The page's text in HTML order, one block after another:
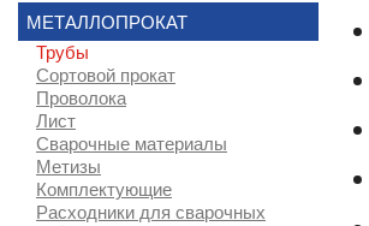
МЕТАЛЛОПРОКАТ
Трубы
Сортовой прокат
Проволока
Лист
Сварочные материалы
Метизы
Комплектующие
Расходники для сварочных